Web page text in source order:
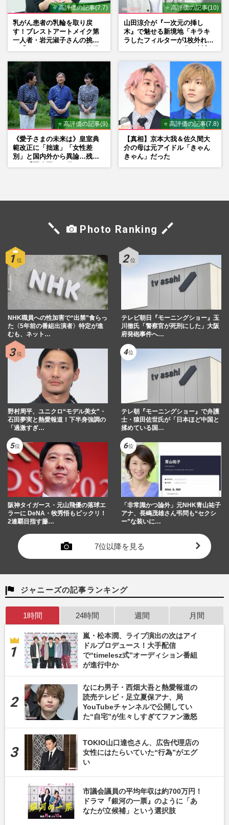
⭐ 高評価の記事(7.7)
乳がん患者の乳輪を取り戻
す！ブレストアートメイク第
一人者・岩元淑子さんの挑戦
⭐ 高評価の記事(10)
山田涼介が『一次元の挿し
木』で魅せる新境地「キラキ
ラしたフィルターが1枚外れて
⭐ 高評価の記事(9)
《愛子さまの未来は》皇室典
範改正に「拙速」「女性差
別」と国内外から異論…残さ
⭐ 高評価の記事(7.8)
【真相】京本大我＆佐久間大
介の母は元アイドル「きゃん
きゃん」だった
Photo Ranking
NHK職員への性加害で“出禁”食らっ
た〈5年前の番組出演者〉特定が進
むも、ネット…
テレビ朝日『モーニングショー』玉
川徹氏「警察官が死刑にした」大阪
府発砲事件へ…
野村周平、ユニクロ“モデル美女”・
石田夢実と熱愛報道！下半身強調の
「過激すぎ…
テレ朝『モーニングショー』で弁護
士・猿田佐世氏が「日本ほど中国と
揉めている国…
阪神タイガース・元山飛優の落球エ
ラーに DeNA・牧秀悟もビックリ！
2連覇目指す藤…
「非常識かつ論外」元NHK青山祐子
アナ、長嶋茂雄さん弔問も“セクシ
ー”な装いに…
7位以降を見る
ジャニーズの記事ランキング
1時間 24時間 週間 月間
嵐・松本潤、ライブ演出の次はアイ
ドルプロデュース！大手配信
で“timelesz式”オーディション番組
が進行中か
なにわ男子・西畑大吾と熱愛報道の
読売テレビ・足立夏保アナ、局
YouTubeチャンネルで公開してい
た“自宅”が生々しすぎてファン激怒
TOKIO山口達也さん、広告代理店の
女性にはたらいていた“行為”がエグ
い
市議会議員の平均年収は約700万円！
ドラマ『銀河の一票』のように「あ
なたが立候補」という選択肢